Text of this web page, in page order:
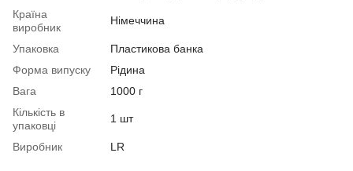
Країна
виробник
Німеччина
Упаковка
Пластикова банка
Форма випуску
Рідина
Вага
1000 г
Кількість в
упаковці
1 шт
Виробник LR